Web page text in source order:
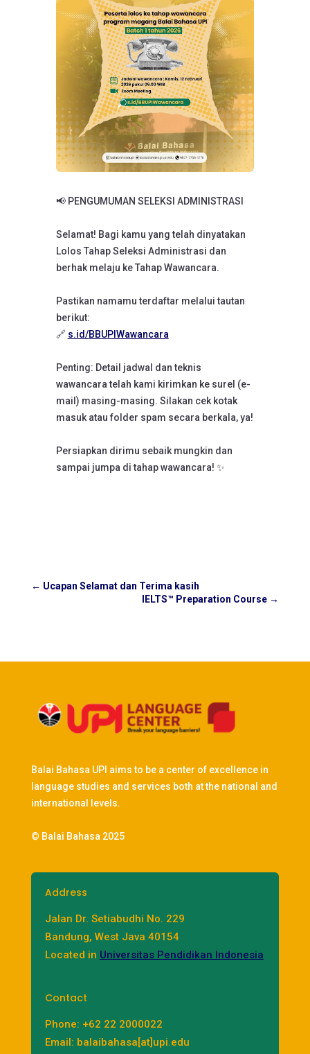
📢 PENGUMUMAN SELEKSI ADMINISTRASI
Selamat! Bagi kamu yang telah dinyatakan
Lolos Tahap Seleksi Administrasi dan
berhak melaju ke Tahap Wawancara.
Pastikan namamu terdaftar melalui tautan
berikut:
🔗 s.id/BBUPIWawancara
Penting: Detail jadwal dan teknis
wawancara telah kami kirimkan ke surel (e-
mail) masing-masing. Silakan cek kotak
masuk atau folder spam secara berkala, ya!
Persiapkan dirimu sebaik mungkin dan
sampai jumpa di tahap wawancara! ✨
← Ucapan Selamat dan Terima kasih
IELTS™ Preparation Course →
Balai Bahasa UPI aims to be a center of excellence in
language studies and services both at the national and
international levels.
© Balai Bahasa 2025
Address
Jalan Dr. Setiabudhi No. 229
Bandung, West Java 40154
Located in Universitas Pendidikan Indonesia
Contact
Phone: +62 22 2000022
Email: balaibahasa[at]upi.edu